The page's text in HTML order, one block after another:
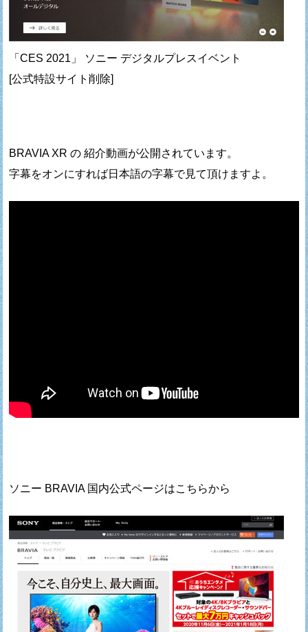
「CES 2021」 ソニー デジタルプレスイベント
[公式特設サイト削除]
BRAVIA XR の 紹介動画が公開されています。
字幕をオンにすれば日本語の字幕で見て頂けますよ。
ソニー BRAVIA 国内公式ページはこちらから